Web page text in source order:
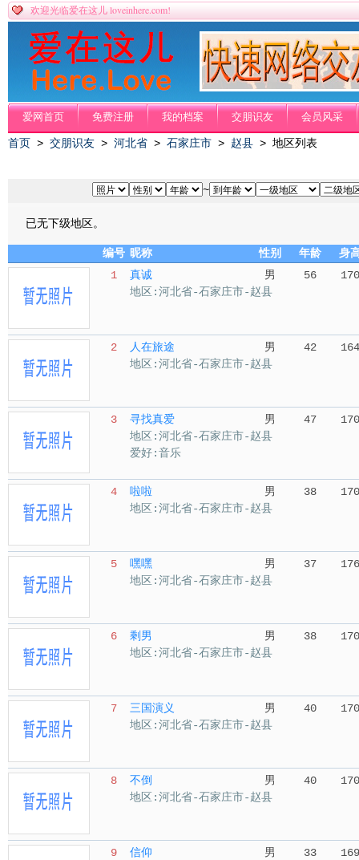
欢迎光临爱在这儿 loveinhere.com!
爱网首页 免费注册 我的档案 交朋识友 会员风采
首页 > 交朋识友 > 河北省 > 石家庄市 > 赵县 > 地区列表
~
已无下级地区。
编号 昵称 性别 年龄
身
1
真诚 男 56
170
地区:河北省-石家庄市-赵县
2 人在旅途 男 42
164
地区:河北省-石家庄市-赵县
3 寻找真爱 男 47
170
地区:河北省-石家庄市-赵县
爱好:音乐
4 啦啦 男 38
170
地区:河北省-石家庄市-赵县
5 嘿嘿 男 37
176
地区:河北省-石家庄市-赵县
6 剩男 男 38
170
地区:河北省-石家庄市-赵县
7 三国演义 男 40
170
地区:河北省-石家庄市-赵县
8 不倒 男 40
170
地区:河北省-石家庄市-赵县
9 信仰 男 33
169